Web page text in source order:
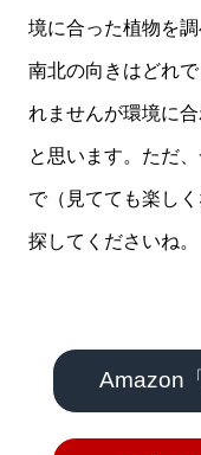
境に合った植物を
南北の向きはどれ
れませんが環境に
と思います。ただ
で（見てても楽し
探してくださいね。
Amazon